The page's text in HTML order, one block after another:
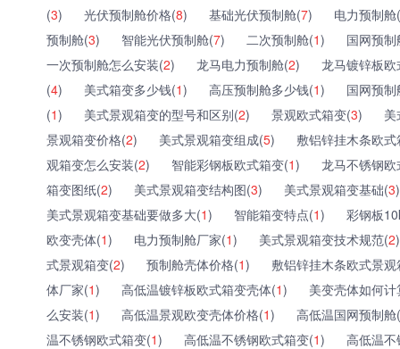
(3) 光伏预制舱价格(8) 基础光伏预制舱(7)
电力预制舱(
预制舱(3) 智能光伏预制舱(7) 二次预制舱(1)
国网预
一次预制舱怎么安装(2) 龙马电力预制舱(2)
龙马镀锌板
(4) 美式箱变多少钱(1) 高压预制舱多少钱(1)
国网预
(1) 美式景观箱变的型号和区别(2) 景观欧式箱变(3)
景观箱变价格(2) 美式景观箱变组成(5)
敷铝锌挂木条欧
观箱变怎么安装(2) 智能彩钢板欧式箱变(1)
龙马不锈钢
箱变图纸(2) 美式景观箱变结构图(3) 美式景观箱变基础(3)
美式景观箱变基础要做多大(1) 智能箱变特点(1)
彩钢板
欧变壳体(1) 电力预制舱厂家(1) 美式景观箱变技术规范(2)
式景观箱变(2) 预制舱壳体价格(1)
敷铝锌挂木条欧式景
体厂家(1) 高低温镀锌板欧式箱变壳体(1)
美变壳体如何计
么安装(1) 高低温景观欧变壳体价格(1)
高低温国网预制舱(
温不锈钢欧式箱变(1) 高低温不锈钢欧式箱变(1)
高低温